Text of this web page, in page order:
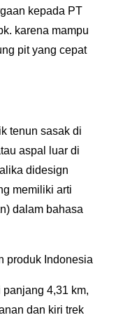
kepada PT
karena mampu
pit yang cepat
tenun sasak di
aspal luar di
didesign
memiliki arti
dalam bahasa
produk Indonesia
4,31 km,
dan kiri trek